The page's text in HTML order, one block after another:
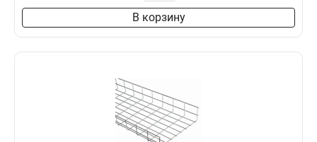
В корзину